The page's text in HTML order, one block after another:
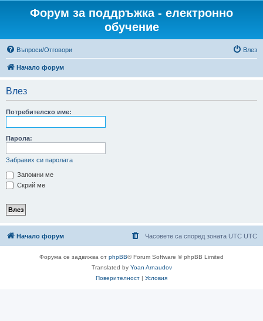
Форум за поддръжка - електронно
обучение
Въпроси/Отговори Влез
Начало форум
Влез
Потребителско име:
Парола:
Забравих си паролата
Запомни ме
Скрий ме
Начало форум Часовете са според зоната UTC UTC
Форума се задвижва от phpBB® Forum Software © phpBB Limited
Translated by Yoan Arnaudov
Поверителност | Условия